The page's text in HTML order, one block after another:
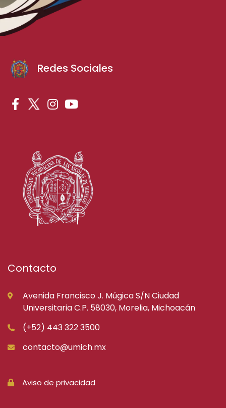
Redes Sociales
Contacto
Avenida Francisco J. Múgica S/N Ciudad
Universitaria C.P. 58030, Morelia, Michoacán
(+52) 443 322 3500
contacto@umich.mx
Aviso de privacidad